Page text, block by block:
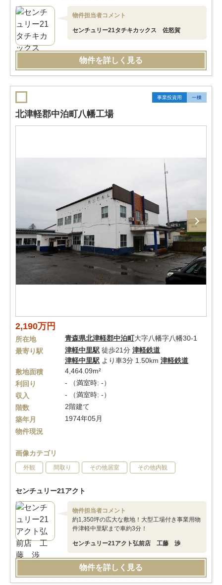
物件担当者コメント
センチュリー21タチキカックス 佐怒賀
物件を詳しく見る
事業投資用 一棟
北津軽郡中泊町八幡工場
2,190万円
所在地 青森県北津軽郡中泊町大字八幡字八幡30-1
最寄り駅
津軽中里駅 徒歩21分 津軽鉄道
津軽中里駅 より車3分 1.50km 津軽鉄道
敷地面積
4,464.09m²
利回り
- （満室時: -）
収入
- （満室時: -）
階数
2階建て
築年月
1974年05月
物件現況
画像カテゴリ
外観 間取り その他居室 その他内観
センチュリー21アクト
物件担当者コメント
約1,350坪の広大な敷地！大型工場付き事業用物
件津軽中里駅まで車約3分！
センチュリー21アクト弘前店 工藤 渉
物件を詳しく見る